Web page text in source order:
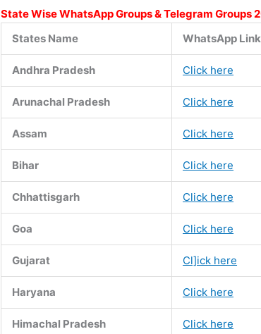
State Wise WhatsApp Groups & Telegram Groups
States Name
WhatsApp Link
Andhra Pradesh Click here
Arunachal Pradesh Click here
Assam Click here
Bihar Click here
Chhattisgarh Click here
Goa Click here
Gujarat Cl]ick here
Haryana Click here
Himachal Pradesh Click here